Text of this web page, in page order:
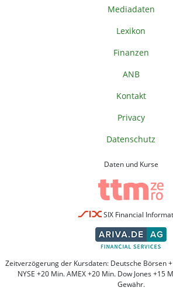
Mediadaten
Lexikon
Finanzen
ANB
Kontakt
Privacy
Datenschutz
Daten und Kurse
SIX Financial
Zeitverzögerung der Kursdaten: Deutsche Börsen
NYSE +20 Min. AMEX +20 Min. Dow Jones +15
Gewähr.